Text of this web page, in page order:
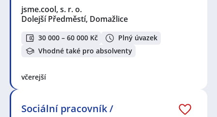
jsme.cool, s. r. o.
Dolejší Předměstí, Domažlice
30 000 – 60 000 Kč
Plný úvazek
Vhodné také pro absolventy
včerejší
Sociální pracovník /